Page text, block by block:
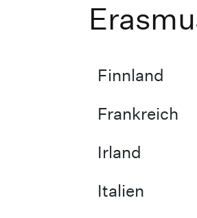
Finnland
Frankreich
Irland
Italien